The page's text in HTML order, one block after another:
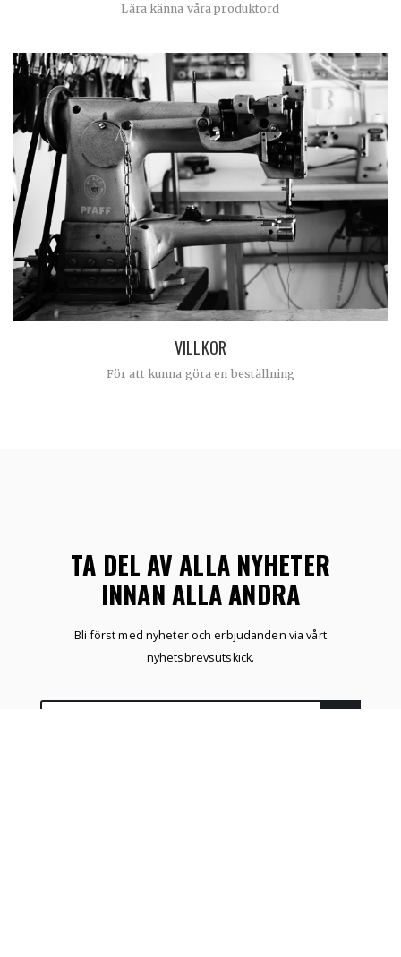
Lära känna våra produktord
VILLKOR
För att kunna göra en beställning
TA DEL AV ALLA NYHETER
INNAN ALLA ANDRA
Bli först med nyheter och erbjudanden via vårt
nyhetsbrevsutskick.